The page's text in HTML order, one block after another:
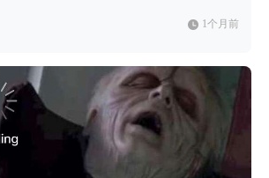
1个月前